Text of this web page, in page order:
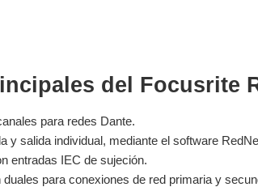
del Focusrite
para redes Dante.
y salida individual, mediante el software
entradas IEC de sujeción.
para conexiones de red primaria y